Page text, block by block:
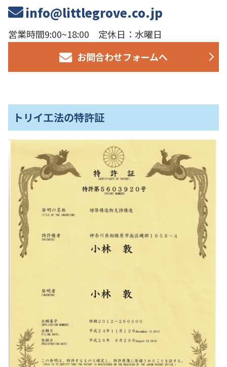
info@littlegrove.co.jp
営業時間9:00~18:00 定休日：水曜日
お問合わせフォームへ
トリイ工法の特許証